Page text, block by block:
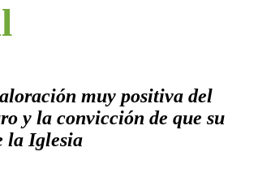
muy positiva del
y la convicción de que su
la Iglesia